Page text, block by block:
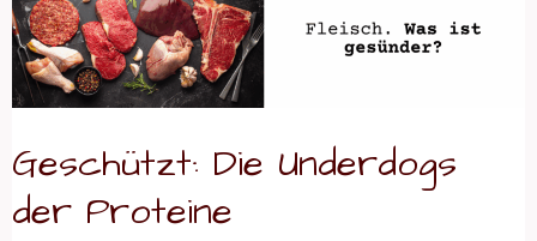
Geschützt: Die Underdogs
der Proteine